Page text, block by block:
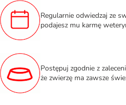
Regularnie odwiedzaj ze
podajesz mu karmę
Postępuj zgodnie z
że zwierzę ma zawsze